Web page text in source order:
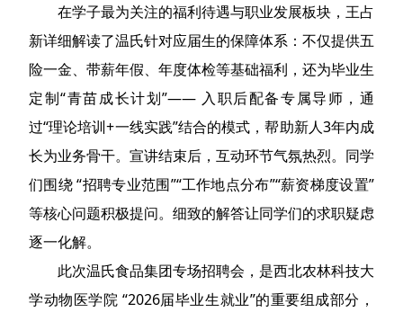
在学子最为关注的福利待遇与职业发展板块，王占
新详细解读了温氏针对应届生的保障体系：不仅提供五
险一金、带薪年假、年度体检等基础福利，还为毕业生
定制“青苗成长计划”—— 入职后配备专属导师，通
过“理论培训+一线实践”结合的模式，帮助新人3年内成
长为业务骨干。宣讲结束后，互动环节气氛热烈。同学
们围绕 “招聘专业范围”“工作地点分布”“薪资梯度设置”
等核心问题积极提问。细致的解答让同学们的求职疑虑
逐一化解。
此次温氏食品集团专场招聘会，是西北农林科技大
学动物医学院 “2026届毕业生就业”的重要组成部分，